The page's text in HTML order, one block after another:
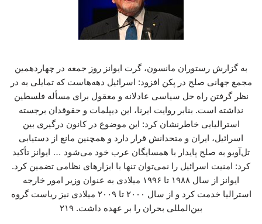
به گزارش رستوران مانسون، گرت ایوانز روز جمعه در چهاردهمین
مجمع جهانی صلح در پکن افزود: اسرائیل دهه‌هاست که تمایلی به در
نظر گرفتن راه حل سیاسی عادلانه و معقول برای مسأله فلسطین
نداشته است. بنابر روایت ایرنا، این دیپلمات و حقوقدان برجسته
استرالیایی خاطرنشان کرد: این موضوع در کانون درگیری بین
اسرائیل، ایران و متحدانش قرار دارد و همچنین مانع از دستیابی
تل‌آویو به صلح پایدار با همسایگان عرب خود می‌شود … ایوانز تأکید
کرد:‌ امنیت اسرائیل را نمی‌توان تنها با ابزارهای نظامی تضمین کرد.
ایوانز از سال ۱۹۸۸ تا ۱۹۹۶ میلادی به عنوان وزیر امور خارجه
استرالیا خدمت کرد و از سال ۲۰۰۰ تا ۲۰۰۹ میلادی نیز ریاست گروه
بین‌المللی بحران را بر عهده داشت. ۲۱۹